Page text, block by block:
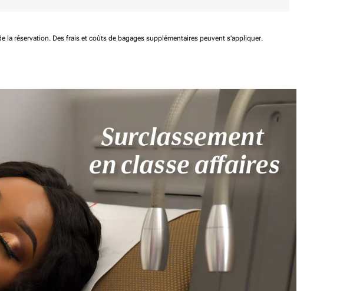
la réservation. Des frais et coûts de bagages supplémentaires peuvent s'appliquer.